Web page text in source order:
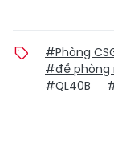
#Phòng
#đề phòng
#QL40B